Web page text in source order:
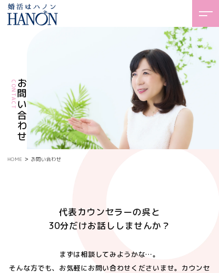
お問い合わせ
CONTACT
HOME ＞ お問い合わせ
代表カウンセラーの呉と
30分だけお話ししませんか？
まずは相談してみようかな…。
そんな方でも、お気軽にお問い合わせくださいませ。 カウンセ